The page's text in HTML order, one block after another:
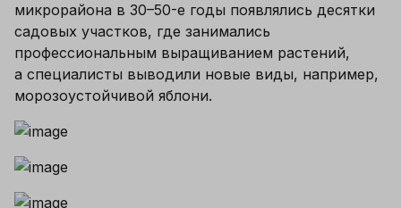
микрорайона в 30–50-е годы появлялись десятки
садовых участков, где занимались
профессиональным выращиванием растений,
а специалисты выводили новые виды, например,
морозоустойчивой яблони.